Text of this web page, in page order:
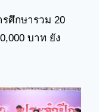
ศึกษารวม 20
บาท ยัง